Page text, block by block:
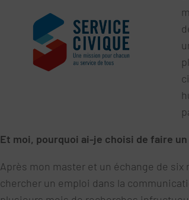
Et moi, pourquoi ai-je choisi de faire
Après mon master et un échange de six
chercher un emploi dans la